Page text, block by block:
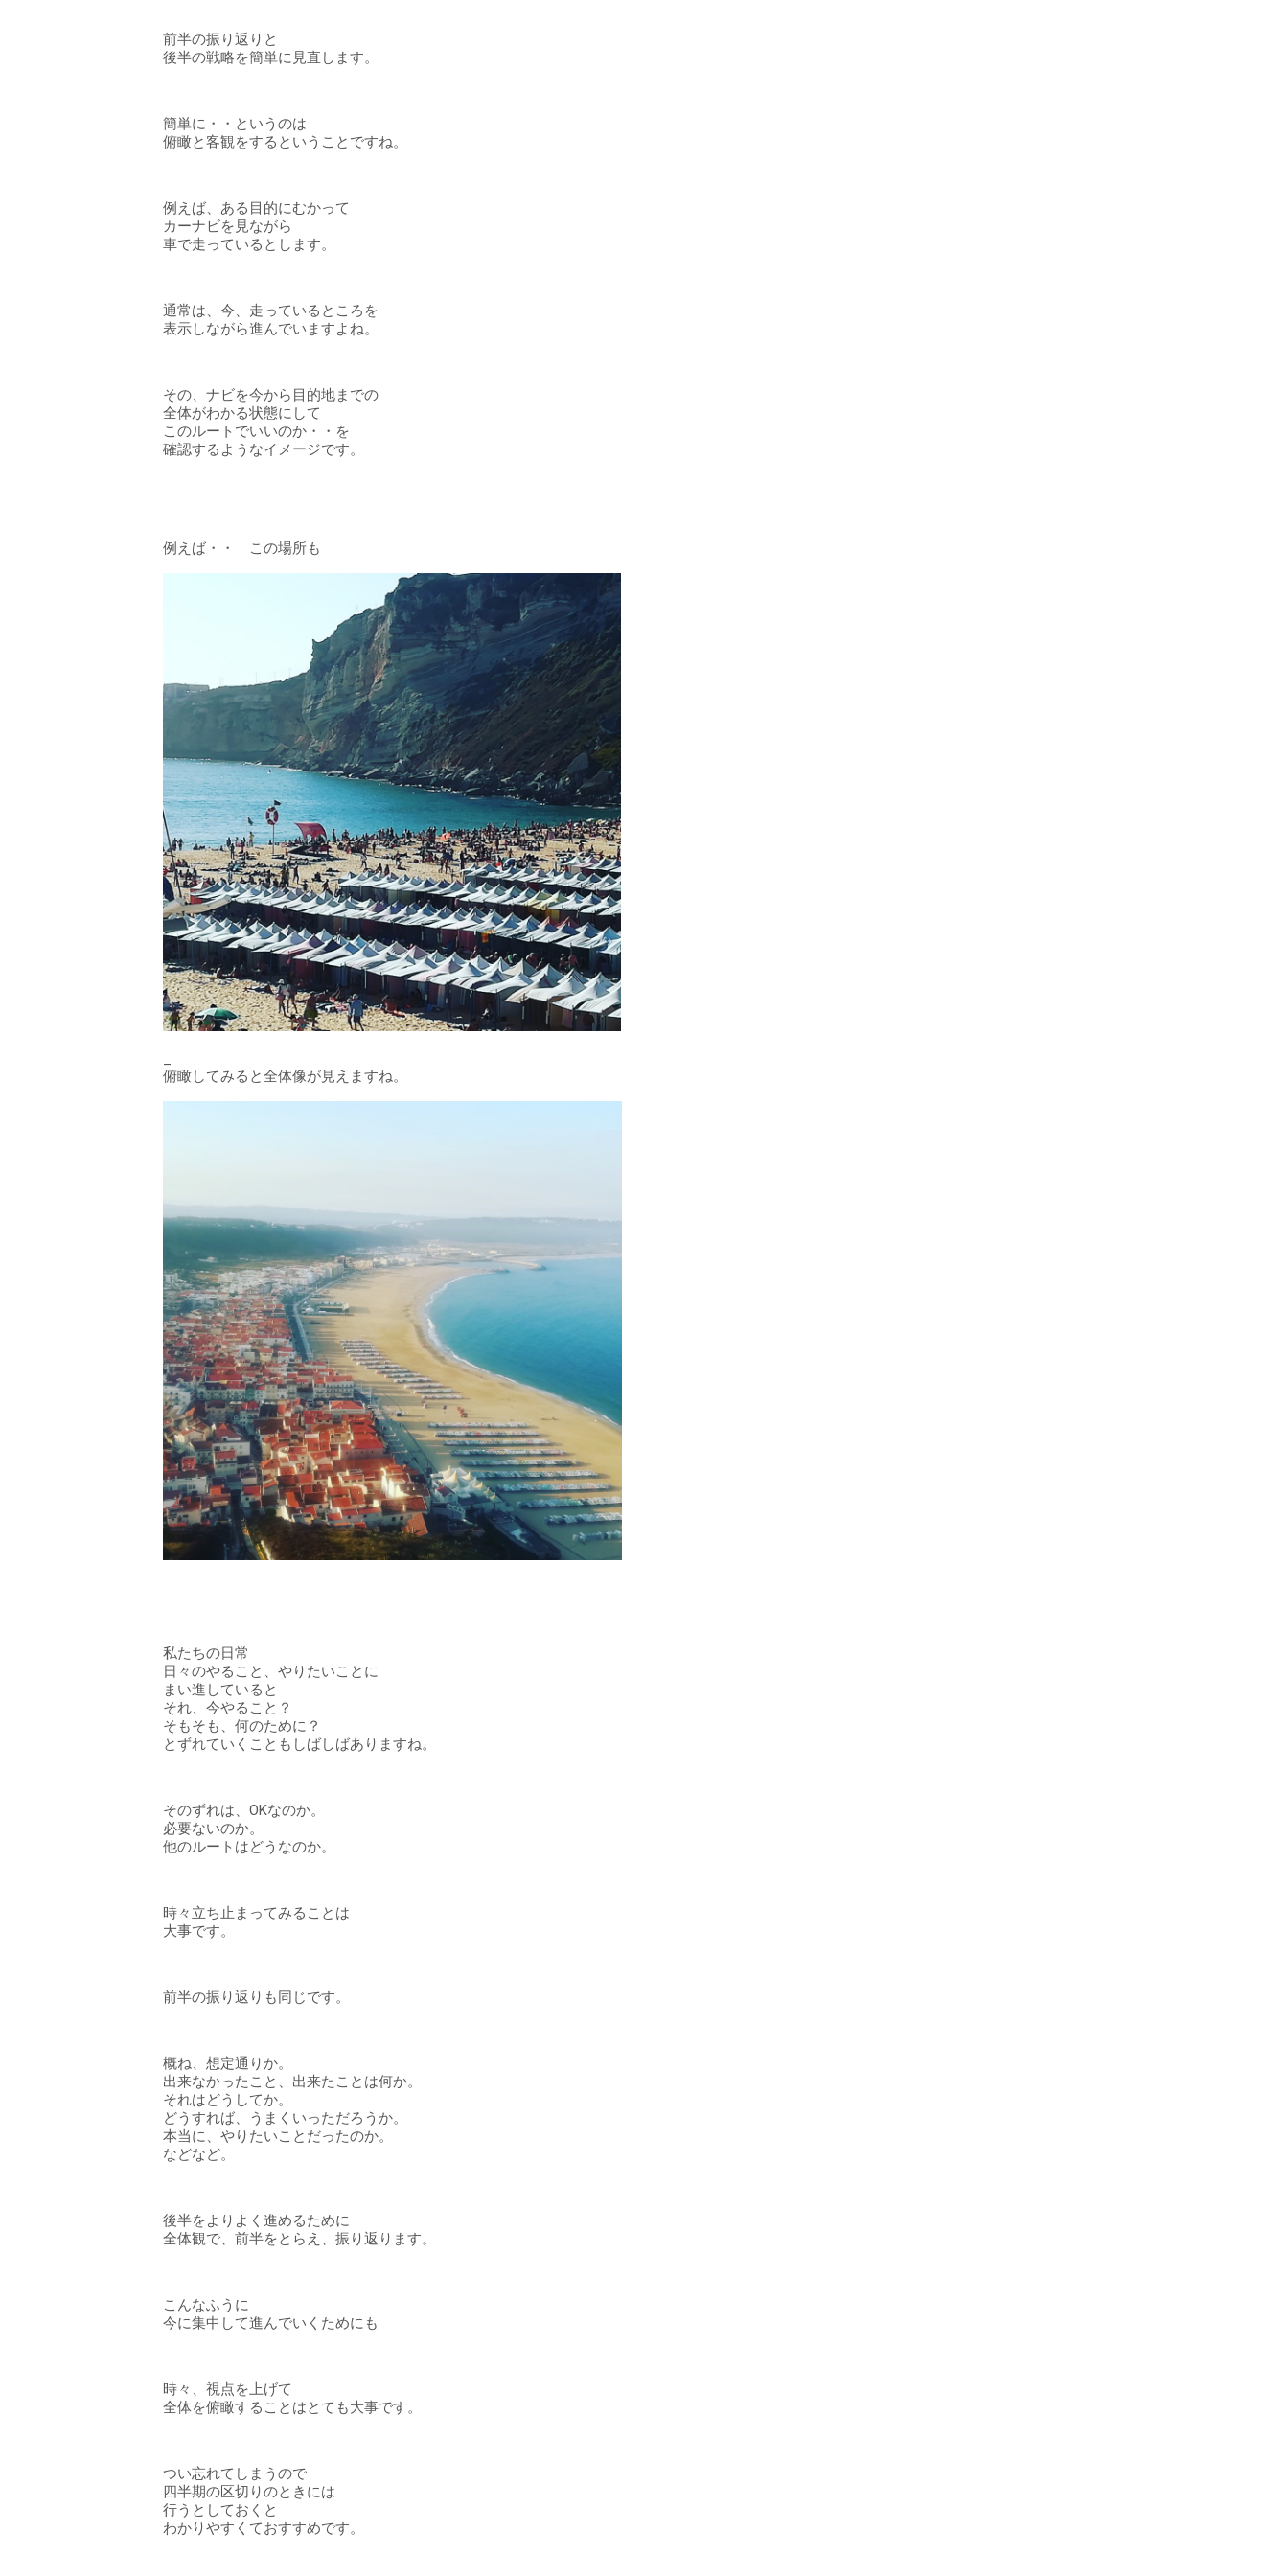
前半の振り返りと
後半の戦略を簡単に見直します。
簡単に・・というのは
俯瞰と客観をするということですね。
例えば、ある目的にむかって
カーナビを見ながら
車で走っているとします。
通常は、今、走っているところを
表示しながら進んでいますよね。
その、ナビを今から目的地までの
全体がわかる状態にして
このルートでいいのか・・を
確認するようなイメージです。
例えば・・ この場所も
俯瞰してみると全体像が見えますね。
私たちの日常
日々のやること、やりたいことに
まい進していると
それ、今やること？
そもそも、何のために？
とずれていくこともしばしばありますね。
そのずれは、OKなのか。
必要ないのか。
他のルートはどうなのか。
時々立ち止まってみることは
大事です。
前半の振り返りも同じです。
概ね、想定通りか。
出来なかったこと、出来たことは何か。
それはどうしてか。
どうすれば、うまくいっただろうか。
本当に、やりたいことだったのか。
などなど。
後半をよりよく進めるために
全体観で、前半をとらえ、振り返ります。
こんなふうに
今に集中して進んでいくためにも
時々、視点を上げて
全体を俯瞰することはとても大事です。
つい忘れてしまうので
四半期の区切りのときには
行うとしておくと
わかりやすくておすすめです。